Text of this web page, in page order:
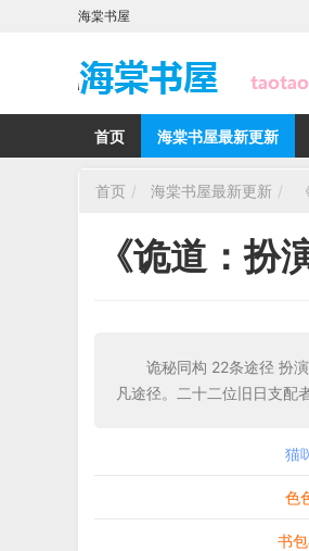
海棠书屋
首页 海棠书屋最新更新
首页 海棠书屋最新更新
《诡道：扮
诡秘同构 22条途径 扮
凡途径。二十二位旧日支
猫
色
书